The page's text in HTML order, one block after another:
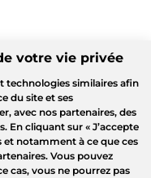
votre vie privée
technologies similaires afin
du site et ses
avec nos partenaires, des
En cliquant sur « J’accepte
et notamment à ce que ces
Vous pouvez
cas, vous ne pourrez pas